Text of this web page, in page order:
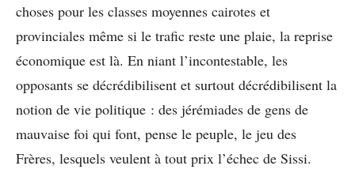
choses pour les classes moyennes cairotes et
provinciales même si le trafic reste une plaie, la reprise
économique est là. En niant l’incontestable, les
opposants se décrédibilisent et surtout décrédibilisent la
notion de vie politique : des jérémiades de gens de
mauvaise foi qui font, pense le peuple, le jeu des
Frères, lesquels veulent à tout prix l’échec de Sissi.